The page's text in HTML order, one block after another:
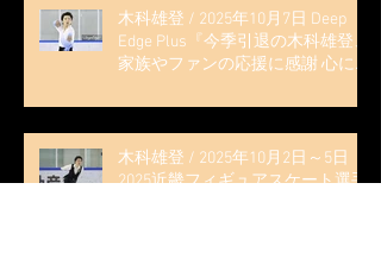
木科雄登 / 2025年10月7日 Deep
Edge Plus『今季引退の木科雄登、
家族やファンの応援に感謝 心に響
見に来て」』
木科雄登 / 2025年10月2日～5日
2025近畿フィギュアスケート選手